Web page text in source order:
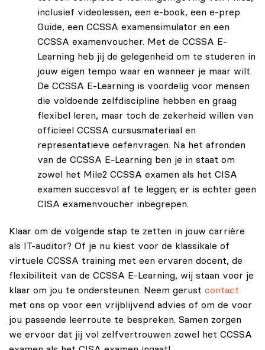
inclusief videolessen, een e-book, een e-prep
Guide, een CCSSA examensimulator en een
CCSSA examenvoucher. Met de CCSSA E-
Learning heb jij de gelegenheid om te studeren in
jouw eigen tempo waar en wanneer je maar wilt.
De CCSSA E-Learning is voordelig voor mensen
die voldoende zelfdiscipline hebben en graag
flexibel leren, maar toch de zekerheid willen van
officieel CCSSA cursusmateriaal en
representatieve oefenvragen. Na het afronden
van de CCSSA E-Learning ben je in staat om
zowel het Mile2 CCSSA examen als het CISA
examen succesvol af te leggen; er is echter geen
CISA examenvoucher inbegrepen.
Klaar om de volgende stap te zetten in jouw carrière
als IT-auditor? Of je nu kiest voor de klassikale of
virtuele CCSSA training met een ervaren docent, de
flexibiliteit van de CCSSA E-Learning, wij staan voor je
klaar om jou te ondersteunen. Neem gerust contact
met ons op voor een vrijblijvend advies of om de voor
jou passende leerroute te bespreken. Samen zorgen
we ervoor dat jij vol zelfvertrouwen zowel het CCSSA